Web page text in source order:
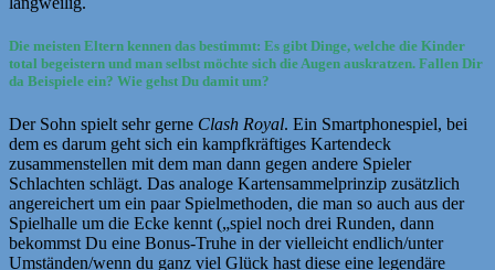
Die meisten Eltern kennen das bestimmt: Es gibt Dinge, welche die Kinder
total begeistern und man selbst möchte sich die Augen auskratzen. Fallen Dir
da Beispiele ein? Wie gehst Du damit um?
Der Sohn spielt sehr gerne Clash Royal. Ein Smartphonespiel, bei
dem es darum geht sich ein kampfkräftiges Kartendeck
zusammenstellen mit dem man dann gegen andere Spieler
Schlachten schlägt. Das analoge Kartensammelprinzip zusätzlich
angereichert um ein paar Spielmethoden, die man so auch aus der
Spielhalle um die Ecke kennt („spiel noch drei Runden, dann
bekommst Du eine Bonus-Truhe in der vielleicht endlich/unter
Umständen/wenn du ganz viel Glück hast diese eine legendäre